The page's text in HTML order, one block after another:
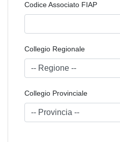
Codice Associato FIAP
Collegio Regionale
Collegio Provinciale